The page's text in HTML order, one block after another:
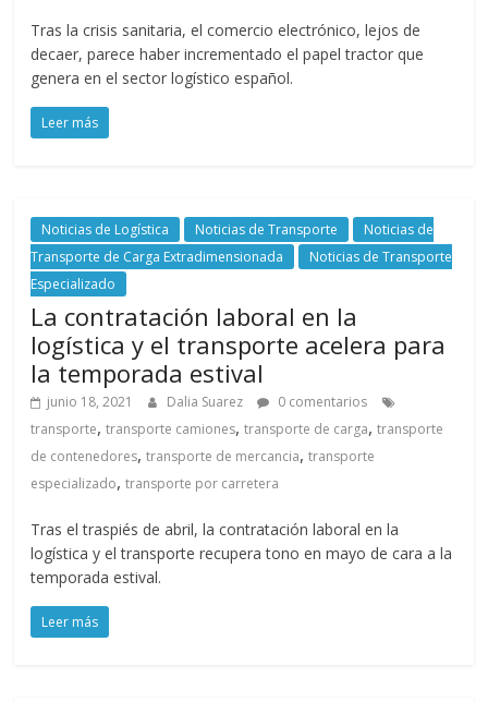
Tras la crisis sanitaria, el comercio electrónico, lejos de
decaer, parece haber incrementado el papel tractor que
genera en el sector logístico español.
Leer más
Noticias de Logística Noticias de Transporte
Noticias de
Transporte de Carga Extradimensionada
Noticias de Transporte
Especializado
La contratación laboral en la
logística y el transporte acelera para
la temporada estival
junio 18, 2021 Dalia Suarez
0 comentarios
transporte,transporte camiones,transporte de carga,transporte
de contenedores,transporte de mercancia,transporte
especializado,transporte por carretera
Tras el traspiés de abril, la contratación laboral en la
logística y el transporte recupera tono en mayo de cara a la
temporada estival.
Leer más